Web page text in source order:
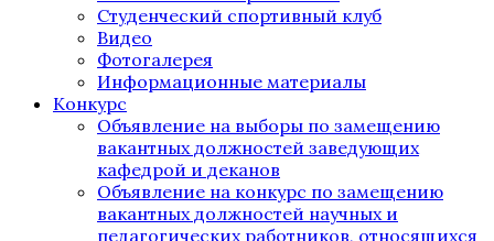
Студенческий спортивный клуб
Видео
Фотогалерея
Информационные материалы
Конкурс
Объявление на выборы по замещению
вакантных должностей заведующих
кафедрой и деканов
Объявление на конкурс по замещению
вакантных должностей научных и
педагогических работников, относящихся